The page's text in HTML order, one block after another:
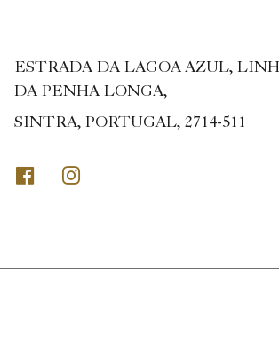
ESTRADA DA LAGOA AZUL,
DA PENHA LONGA,
SINTRA, PORTUGAL, 2714-511
Facebook